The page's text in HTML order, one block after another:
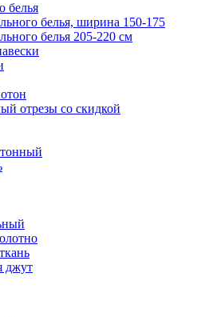
белья
белья, ширина 150-175
белья 205-220 см
отрезы со скидкой
джут